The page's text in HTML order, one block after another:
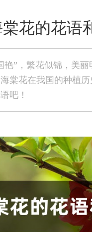
花的花语
艳”，繁花似锦，美
棠花在我国的种植
吧！